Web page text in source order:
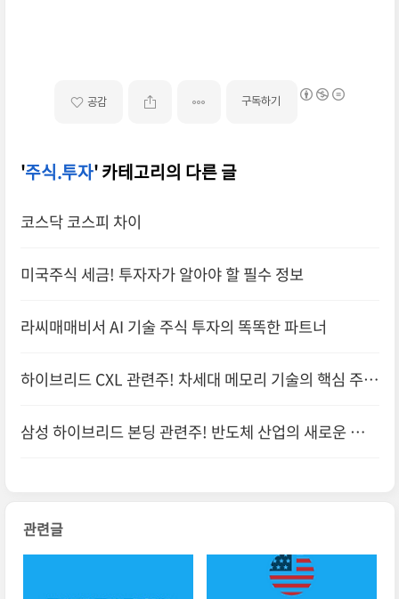
공감 구독하기
'주식.투자' 카테고리의 다른 글
코스닥 코스피 차이
미국주식 세금! 투자자가 알아야 할 필수 정보
라씨매매비서 AI 기술 주식 투자의 똑똑한 파트너
하이브리드 CXL 관련주! 차세대 메모리 기술의 핵심 주역
삼성 하이브리드 본딩 관련주! 반도체 산업의 새로운 기회
관련글